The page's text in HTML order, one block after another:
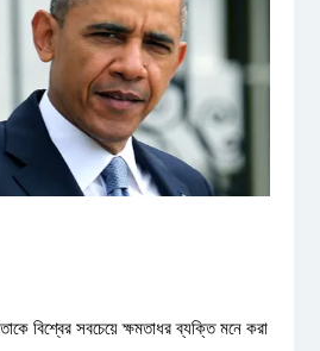
তাকে বিশ্বের সবচেয়ে ক্ষমতাধর ব্যক্তি মনে করা